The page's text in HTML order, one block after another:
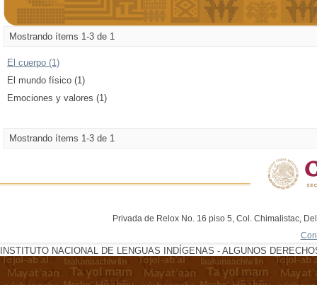
Mostrando ítems 1-3 de 1
El cuerpo (1)
El mundo físico (1)
Emociones y valores (1)
Mostrando ítems 1-3 de 1
Privada de Relox No. 16 piso 5, Col. Chimalistac,
INSTITUTO NACIONAL DE LENGUAS INDÍGENAS - ALGUNOS